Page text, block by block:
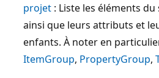
projet : Liste les éléments du
ainsi que leurs attributs et
enfants. À noter en
ItemGroup, PropertyGroup,